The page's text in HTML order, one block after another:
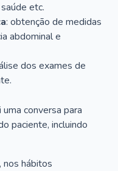
etc.
: obtenção de medidas
abdominal e
dos exames de
conversa para
paciente, incluindo
nos hábitos